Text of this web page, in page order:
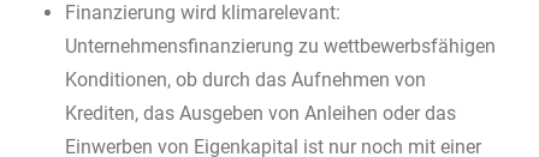
Finanzierung wird klimarelevant:
Unternehmensfinanzierung zu wettbewerbsfähigen
Konditionen, ob durch das Aufnehmen von
Krediten, das Ausgeben von Anleihen oder das
Einwerben von Eigenkapital ist nur noch mit einer